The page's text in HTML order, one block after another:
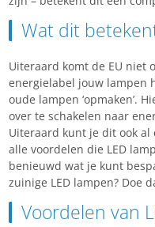
Wat dit
Uiteraard komt de EU niet
energielabel jouw lampen
oude lampen ‘opmaken’.
over te schakelen naar
Uiteraard kunt je dit ook
alle voordelen die LED
benieuwd wat je kunt
zuinige LED lampen? Doe
Voordelen van